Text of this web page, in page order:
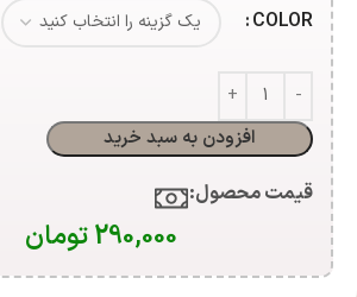
COLOR
افزودن به سبد خرید
قیمت محصول:​
290,000تومان